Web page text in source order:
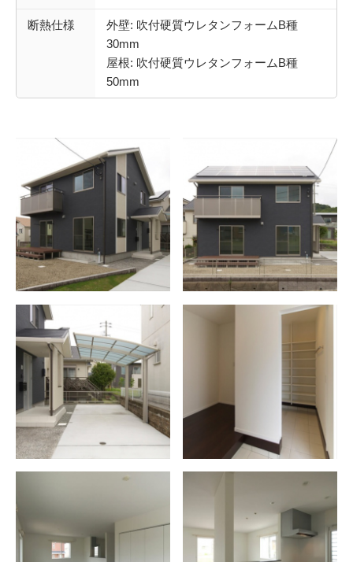
断熱仕様
外壁: 吹付硬質ウレタンフォームB種
30mm
屋根: 吹付硬質ウレタンフォームB種
50mm